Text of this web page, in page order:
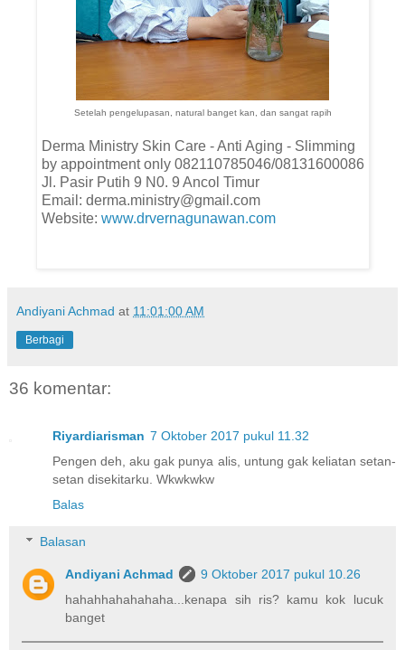
Setelah pengelupasan, natural banget kan, dan sangat rapih
Derma Ministry Skin Care - Anti Aging - Slimming
by appointment only 082110785046/08131600086
Jl. Pasir Putih 9 N0. 9 Ancol Timur
Email: derma.ministry@gmail.com
Website: www.drvernagunawan.com
Andiyani Achmad at 11:01:00 AM
Berbagi
36 komentar:
Riyardiarisman 7 Oktober 2017 pukul 11.32
Pengen deh, aku gak punya alis, untung gak keliatan setan-
setan disekitarku. Wkwkwkw
Balas
Balasan
Andiyani Achmad
9 Oktober 2017 pukul 10.26
hahahhahahahaha...kenapa sih ris? kamu kok lucuk
banget